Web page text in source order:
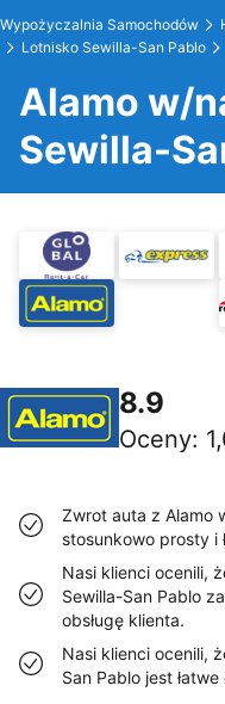
Wypożyczalnia Samochodów
Lotnisko Sewilla-San Pablo
Alamo w/
Sewilla-
8.9
Oceny:
Zwrot auta z Alamo
stosunkowo prosty i
Nasi klienci ocenili,
Sewilla-San Pablo
obsługę klienta.
Nasi klienci ocenili,
San Pablo jest